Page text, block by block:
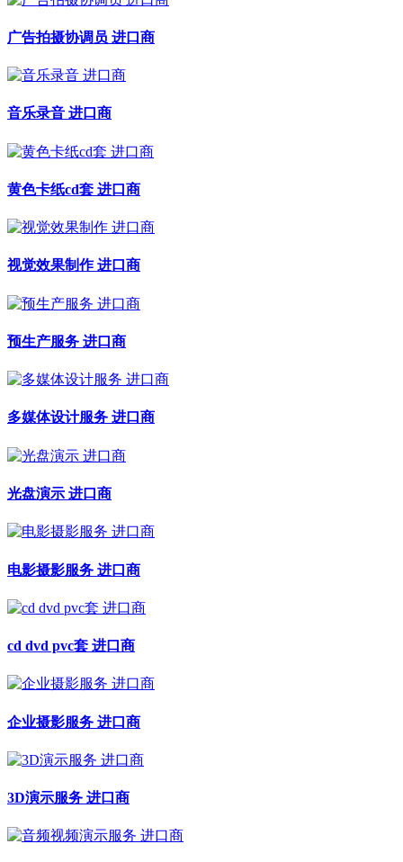
广告拍摄协调员 进口商
音乐录音 进口商
黄色卡纸cd套 进口商
视觉效果制作 进口商
预生产服务 进口商
多媒体设计服务 进口商
光盘演示 进口商
电影摄影服务 进口商
cd dvd pvc套 进口商
企业摄影服务 进口商
3D演示服务 进口商